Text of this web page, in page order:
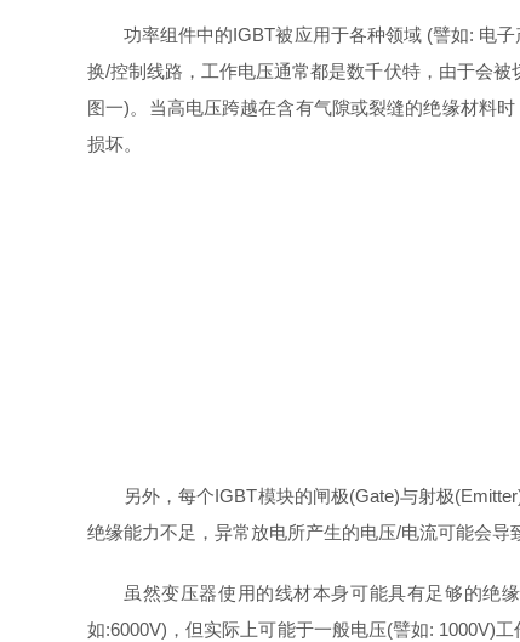
功率组件中的IGBT被应用于各种领域 (譬如: 电
换/控制线路，⼯作电压通常都是数千伏特，由于会
图⼀)。当高电压跨越在含有气隙或裂缝的绝缘材料
损坏。
另外，每个IGBT模块的闸极(Gate)与射极
绝缘能⼒不足，异常放电所产生的电压/电流可能会导
虽然变压器使用的线材本身可能具有足够的绝
如:6000V)，但实际上可能于一般电压(譬如: 1000V)